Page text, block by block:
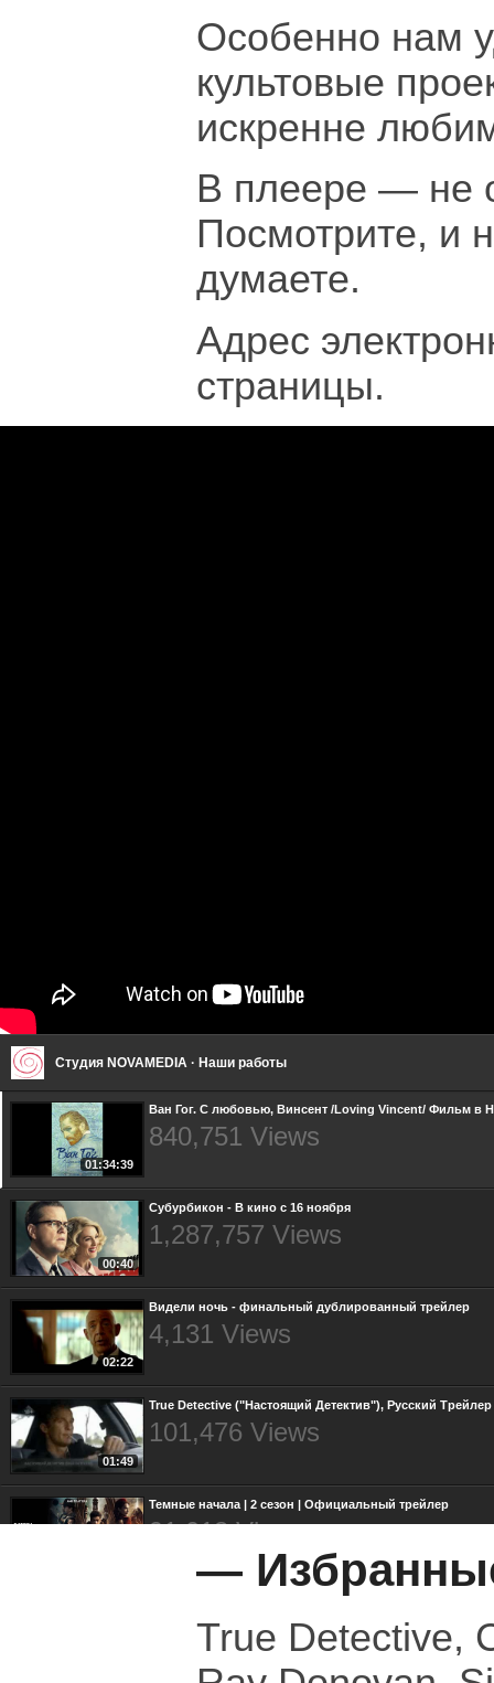
Особенно нам
культовые
искренне
В плеере — не
Посмотрите, и
думаете.
Адрес
страницы.
Студия NOVAMEDIA · Наши работы
01:34:39
Ван Гог. С любовью, Винсент /Loving Vincent/ Фильм в
840,751 Views
00:40
Субурбикон - В кино с 16 ноября
1,287,757 Views
02:22
Видели ночь - финальный дублированный трейлер
4,131 Views
01:49
True Detective ("Настоящий Детектив"), Русский
101,476 Views
Темные начала | 2 сезон | Официальный трейлер
91,018 Views
4,206 Views
—
True Detective,